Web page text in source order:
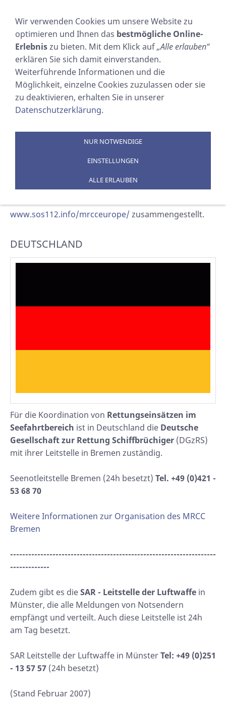
Wo FEHLALARME
melden ?
Sie sind hier:SOSTECHNIC Sicherheitsausrüstung
GmbH
WO MELDE ICH EINE FEHLALARMIERUNG ?
Länder auf, die bei Fehlalarmen unbedingt zu
www.sos112.info/mrcceurope/ zusammengestellt.
DEUTSCHLAND
Für die Koordination von Rettungseinsätzen im
Seefahrtbereich ist in Deutschland die Deutsche
Gesellschaft zur Rettung Schiffbrüchiger (DGzRS)
mit ihrer Leitstelle in Bremen zuständig.
Seenotleitstelle Bremen (24h besetzt) Tel. +49 (0)421 -
53 68 70
Weitere Informationen zur Organisation des MRCC
Bremen
--------------------------------------------------------------------
-------------
Zudem gibt es dieSAR - Leitstelle der Luftwaffe in
Münster, die alle Meldungen von Notsendern
empfängt und verteilt. Auch diese Leitstelle ist 24h
am Tag besetzt.
SAR Leitstelle der Luftwaffe in MünsterTel: +49 (0)251
- 13 57 57 (24h besetzt)
(Stand Februar 2007)
Wir verwenden Cookies um unsere Website zu
optimieren und Ihnen das bestmögliche Online-
Erlebniszu bieten. Mit dem Klick auf„Alle erlauben“
erklären Sie sich damit einverstanden.
Weiterführende Informationen und die
Möglichkeit, einzelne Cookies zuzulassen oder sie
zu deaktivieren, erhalten Sie in unserer
Datenschutzerklärung.
NUR NOTWENDIGE
EINSTELLUNGEN
ALLE ERLAUBEN